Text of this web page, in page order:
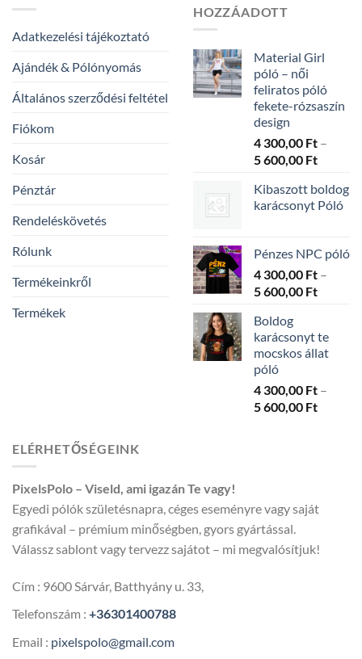
Adatkezelési tájékoztató
Ajándék & Pólónyomás
Általános szerződési feltétel
Fiókom
Kosár
Pénztár
Rendeléskövetés
Rólunk
Termékeinkről
Termékek
HOZZÁADOTT
Material Girl
póló – női
feliratos póló
fekete-rózsaszín
design
4 300,00 Ft –
5 600,00 Ft
300,00
-
Kibaszott boldog
karácsonyt Póló
Pénzes NPC póló
4 300,00 Ft –
5 600,00 Ft
-
5
Boldog
karácsonyt te
mocskos állat
póló
4 300,00 Ft –
5 600,00 Ft
ELÉRHETŐSÉGEINK
PixelsPolo – Viseld, ami igazán Te vagy!
Egyedi pólók születésnapra, céges eseményre vagy saját
grafikával – prémium minőségben, gyors gyártással.
Válassz sablont vagy tervezz sajátot – mi megvalósítjuk!
Cím : 9600 Sárvár, Batthyány u. 33,
Telefonszám : +36301400788
Email : pixelspolo@gmail.com